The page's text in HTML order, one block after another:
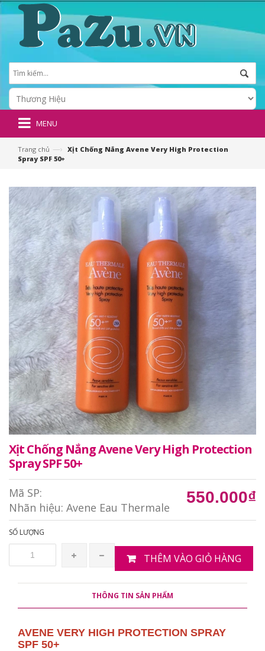
MENU
Trang chủ —› Xịt Chống Nắng Avene Very High Protection
Spray SPF 50+
Xịt Chống Nắng Avene Very High Protection
Spray SPF 50+
Mã SP:
Nhãn hiệu: Avene Eau Thermale
550.000₫
SỐ LƯỢNG
THÊM VÀO GIỎ HÀNG
THÔNG TIN SẢN PHẨM
AVENE VERY HIGH PROTECTION SPRAY
SPF 50+